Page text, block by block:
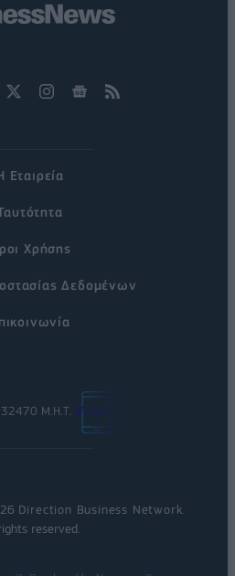
Εταιρεία
Χρήσης
Δεδομένων
Μ.Η.Τ.
Direction Business Network.
reserved.